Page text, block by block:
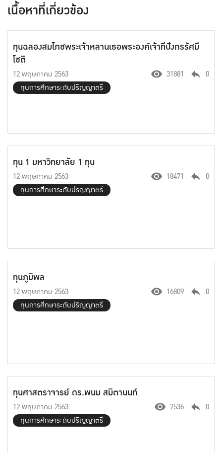
เนื้อหาที่เกี่ยวข้อง
ทุนฉลองสมโภชพระเจ้าหลานเธอพระองค์เจ้าทีปังกรรัศมี
โชติ
12 พฤษภาคม 2563 31881
0
ทุนการศึกษาระดับปริญญาตรี
ทุน 1 มหาวิทยาลัย 1 ทุน
12 พฤษภาคม 2563 18471
0
ทุนการศึกษาระดับปริญญาตรี
ทุนภูมิพล
12 พฤษภาคม 2563 16809
0
ทุนการศึกษาระดับปริญญาตรี
ทุนศาสตราจารย์ ดร.พนม สมิตานนท์
12 พฤษภาคม 2563 7536
0
ทุนการศึกษาระดับปริญญาตรี